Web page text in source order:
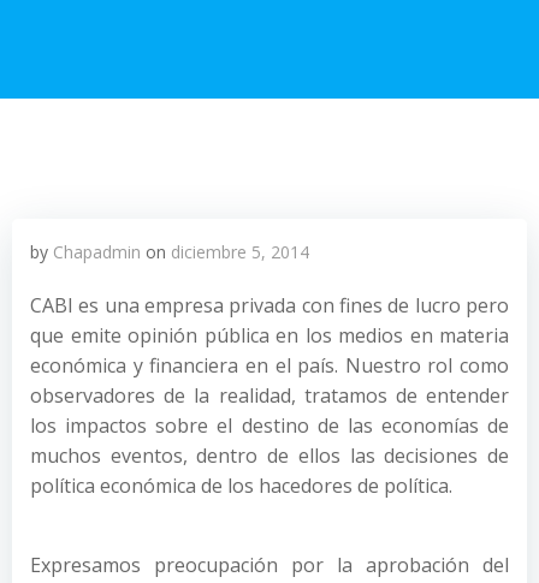
by Chapadmin on diciembre 5, 2014
CABI es una empresa privada con fines de lucro pero
que emite opinión pública en los medios en materia
económica y financiera en el país. Nuestro rol como
observadores de la realidad, tratamos de entender
los impactos sobre el destino de las economías de
muchos eventos, dentro de ellos las decisiones de
política económica de los hacedores de política.
Expresamos preocupación por la aprobación del